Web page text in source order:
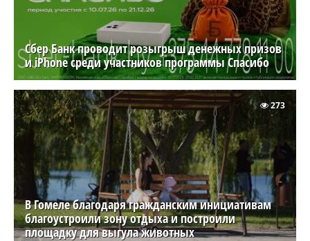
Сбер Банк проводит розыгрыш денежных призов
и iPhone среди участников программы Спасибо
В Гомеле благодаря гражданским инициативам
благоустроили зону отдыха и построили
площадку для выгула животных
273